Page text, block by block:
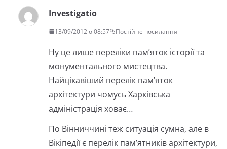
Investigatio
13/09/2012 о 08:57 Постійне посилання
Ну це лише переліки пам’яток історії та
монументального мистецтва.
Найцікавіший перелік пам’яток
архітектури чомусь Харківська
адміністрація ховає…
По Вінниччині теж ситуація сумна, але в
Вікіпедії є перелік пам’ятників архітектури,